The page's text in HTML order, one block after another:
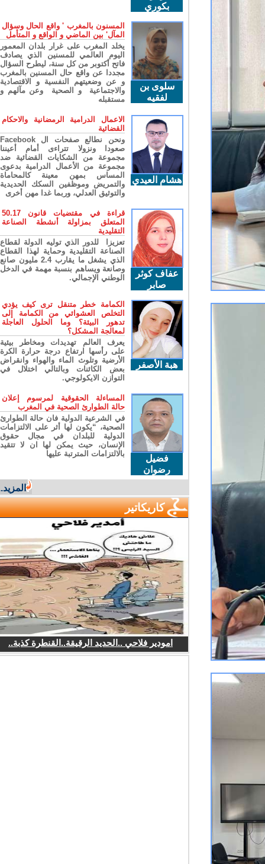
بكوري
سلوى بن
لفقيه
المسنون بالمغرب ' واقع الحال وسؤال
المآل' بين الماضي و الواقع و المتأمل
يخلد المغرب على غرار بلدان المعمور
اليوم العالمي للمسنين الذي يصادف
فاتح أكتوبر من كل سنة، ليطرح السؤال
مجددا عن واقع حال المسنين بالمغرب
و عن وضعيتهم النفسية و الاقتصادية
والاجتماعية و الصحية وعن مآلهم و
مستقبله
هشام العيدي
الاعمال الدرامية الرمضانية والاحكام
القضائية
ونحن نطالع صفحات ال Facebook
صعودا ونزولا تتراءى أمام أعيننا
مجموعة من الشكايات القضائية ضد
مجموعة من الأعمال الدرامية بدعوى
المساس بمهن معينة كالمحاماة
والتمريض وموظفين السكك الحديدية
والتوثيق العدلي، وربما غدا مهن أخرى
عفاف كوثر
صابر
قراءة في مقتضيات قانون 50.17
المتعلق بمزاولة أنشطة الصناعة
التقليدية
تعزيزا للدور الذي توليه الدولة لقطاع
الصناعة التقليدية وحماية لهذا القطاع
الذي يشغل ما يقارب 2.4 مليون صانع
وصانعة ويساهم بنسبة مهمة في الدخل
الوطني الإجمالي.
هبة الأصفر
الكمامة خطر متنقل ترى كيف يؤدي
التخلص العشوائي من الكمامة إلى
تدهور البيئة؟ وما الحلول العاجلة
لمعالجة المشكل؟
يعرف العالم تهديدات ومخاطر بيئية
على رأسها ارتفاع درجة حرارة الكرة
الأرضية وتلوث الماء والهواء وانقراض
بعض الكائنات وبالتالي اختلال في
التوازن الايكولوجي.
فضيل
رضوان
المساءلة الحقوقية لمرسوم إعلان
حالة الطوارئ الصحية في المغرب
في الشرعية الدولية فان حالة الطوارئ
الصحية، “يكون لها أثر على الالتزامات
الدولية للبلدان في مجال حقوق
الإنسان، حيث يمكن لها ان لا تتقيد
بالالتزامات المترتبة عليها
المزيد...
كاريكاتير
امودير فلاحي ..الحديد الرقيقة..القنطرة كذبة..